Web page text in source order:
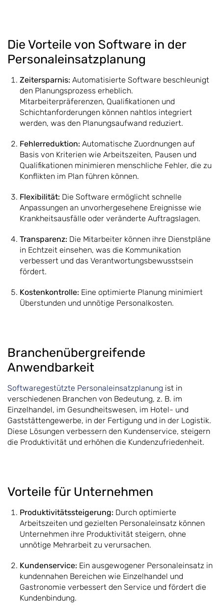
Die Vorteile von Software in der
Personaleinsatzplanung
Zeitersparnis: Automatisierte Software beschleunigt
den Planungsprozess erheblich.
Mitarbeiterpräferenzen, Qualifikationen und
Schichtanforderungen können nahtlos integriert
werden, was den Planungsaufwand reduziert.
Fehlerreduktion: Automatische Zuordnungen auf
Basis von Kriterien wie Arbeitszeiten, Pausen und
Qualifikationen minimieren menschliche Fehler, die zu
Konflikten im Plan führen können.
Flexibilität: Die Software ermöglicht schnelle
Anpassungen an unvorhergesehene Ereignisse wie
Krankheitsausfälle oder veränderte Auftragslagen.
Transparenz: Die Mitarbeiter können ihre Dienstpläne
in Echtzeit einsehen, was die Kommunikation
verbessert und das Verantwortungsbewusstsein
fördert.
Kostenkontrolle: Eine optimierte Planung minimiert
Überstunden und unnötige Personalkosten.
Branchenübergreifende
Anwendbarkeit
Softwaregestützte Personaleinsatzplanung ist in
verschiedenen Branchen von Bedeutung, z. B. im
Einzelhandel, im Gesundheitswesen, im Hotel- und
Gaststättengewerbe, in der Fertigung und in der Logistik.
Diese Lösungen verbessern den Kundenservice, steigern
die Produktivität und erhöhen die Kundenzufriedenheit.
Vorteile für Unternehmen
Produktivitätssteigerung: Durch optimierte
Arbeitszeiten und gezielten Personaleinsatz können
Unternehmen ihre Produktivität steigern, ohne
unnötige Mehrarbeit zu verursachen.
Kundenservice: Ein ausgewogener Personaleinsatz in
kundennahen Bereichen wie Einzelhandel und
Gastronomie verbessert den Service und fördert die
Kundenbindung.